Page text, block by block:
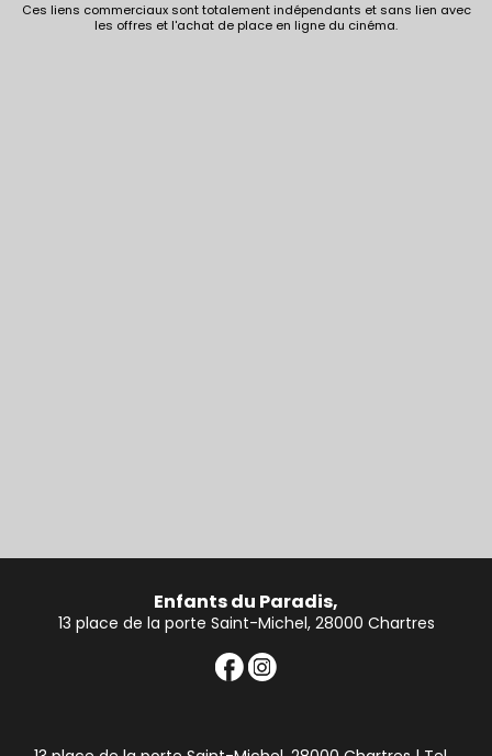
Ces liens commerciaux sont totalement indépendants et sans lien avec
les offres et l'achat de place en ligne du cinéma.
Enfants du Paradis,
13 place de la porte Saint-Michel, 28000 Chartres